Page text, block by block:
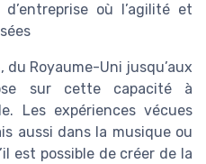
où l’agilité et
du Royaume-Uni jusqu’aux
sur cette capacité à
Les expériences vécues
aussi dans la musique ou
est possible de créer de la